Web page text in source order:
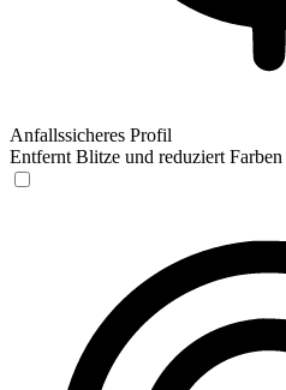
Anfallssicheres Profil
Entfernt Blitze und reduziert Farben